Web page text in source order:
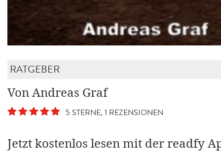
RATGEBER
Von Andreas Graf
5 STERNE, 1 REZENSIONEN
Jetzt kostenlos lesen mit der readfy